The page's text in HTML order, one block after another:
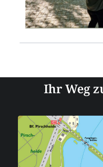
Ihr Weg